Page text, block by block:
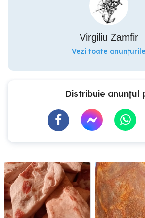
Virgiliu Zamfir
Vezi toate anunțurile
Distribuie anunțul